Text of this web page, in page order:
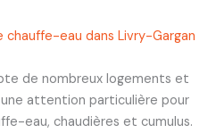
eau dans Livry-Gargan
de nombreux logements et
attention particulière pour
eau, chaudières et cumulus.